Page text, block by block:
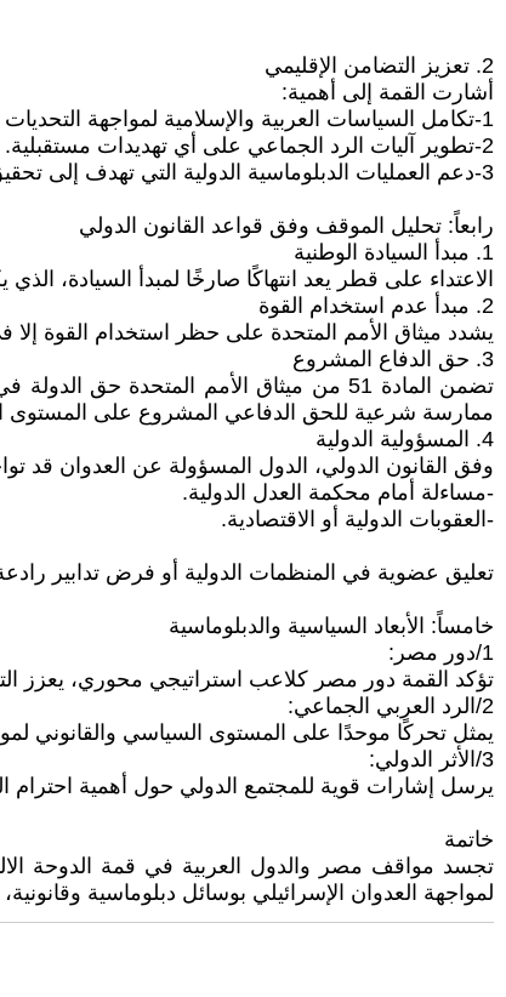
2. تعزيز التضامن الإقليمي
أشارت القمة إلى أهمية:
1-تكامل السياسات العربية والإسلامية لمواجهة التحديات المشتركة.
2-تطوير آليات الرد الجماعي على أي تهديدات مستقبلية.
3-دعم العمليات الدبلوماسية الدولية التي تهدف إلى تحقيق السلام في المنطقة.
رابعاً: تحليل الموقف وفق قواعد القانون الدولي
1. مبدأ السيادة الوطنية
الاعتداء على قطر يعد انتهاكًا صارخًا لمبدأ السيادة،
2. مبدأ عدم استخدام القوة
يشدد ميثاق الأمم المتحدة على حظر استخدام القوة إلا
3. حق الدفاع المشروع
تضمن المادة 51 من ميثاق الأمم المتحدة
ممارسة شرعية للحق الدفاعي المشروع على المستوى
4. المسؤولية الدولية
وفق القانون الدولي، الدول المسؤولة عن العدوان قد
-مساءلة أمام محكمة العدل الدولية.
-العقوبات الدولية أو الاقتصادية.
تعليق عضوية في المنظمات الدولية أو فرض تدابير
خامساً: الأبعاد السياسية والدبلوماسية
1/دور مصر:
تؤكد القمة دور مصر كلاعب استراتيجي محوري، يعزز
2/الرد العربي الجماعي:
يمثل تحركًا موحدًا على المستوى السياسي والقانوني
3/الأثر الدولي:
يرسل إشارات قوية للمجتمع الدولي حول أهمية احترام
خاتمة
تجسد مواقف مصر والدول العربية في قمة الدوحة
لمواجهة العدوان الإسرائيلي بوسائل دبلوماسية